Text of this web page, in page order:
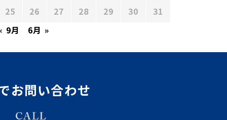
25
26 27 28 29 30
31
9月
6月 »
お問い合わせ